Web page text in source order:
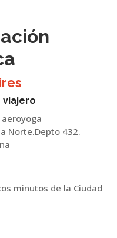
viajero
Norte.Depto 432.
minutos de la Ciudad